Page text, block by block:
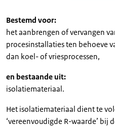
Bestemd voor:
het aanbrengen of vervangen
procesinstallaties ten behoeve
dan koel- of vriesprocessen,
en bestaande uit:
isolatiemateriaal.
Het isolatiemateriaal dient te
‘vereenvoudigde R-waarde’ bij